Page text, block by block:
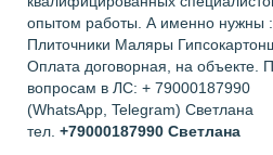
опытом работы. А именно нужны :
Плиточники Маляры
Оплата договорная, на объекте.
вопросам в ЛС: + 79000187990
(WhatsApp, Telegram) Светлана
тел. +79000187990 Светлана